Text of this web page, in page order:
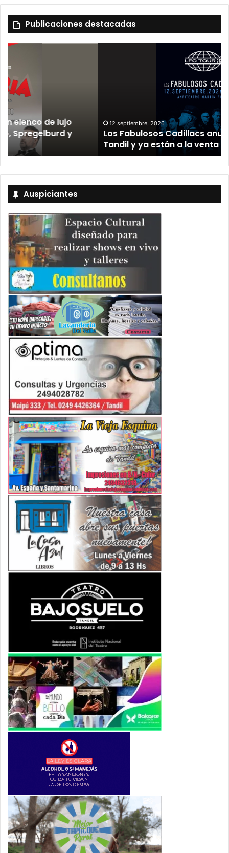
Publicaciones destacadas
12 septiembre, 2026
Los Fabulosos Cadillacs anunciaron su show en
Tandil y ya están a la venta las entradas
Auspiciantes